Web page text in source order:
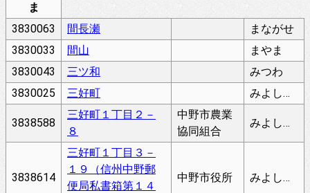
ま
3830063
間長瀬
まながせ
3830033
間山
まやま
3830043
三ツ和
みつわ
3830025
三好町 みよしちょう
3838588
三好町１丁目２－
８
中野市農業
協同組合
みよしちょう
3838614
三好町１丁目３－
１９（信州中野郵
便局私書箱第１４
中野市役所 みよしちょう